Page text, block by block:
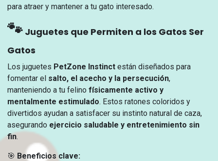
para atraer y mantener a tu gato interesado.
🐾 Juguetes que Permiten a los Gatos Ser
Gatos
Los juguetes PetZone Instinct están diseñados para
fomentar el salto, el acecho y la persecución,
manteniendo a tu felino físicamente activo y
mentalmente estimulado. Estos ratones coloridos y
divertidos ayudan a satisfacer su instinto natural de caza,
asegurando ejercicio saludable y entretenimiento sin
fin.
🎯 Beneficios clave: